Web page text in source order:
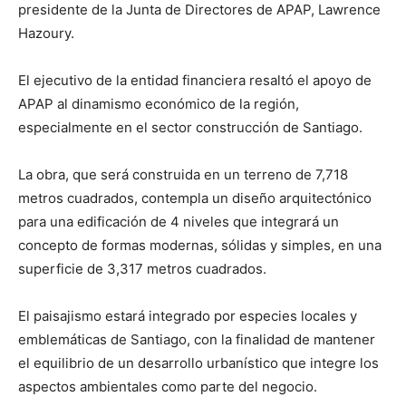
presidente de la Junta de Directores de APAP, Lawrence
Hazoury.
El ejecutivo de la entidad financiera resaltó el apoyo de
APAP al dinamismo económico de la región,
especialmente en el sector construcción de Santiago.
La obra, que será construida en un terreno de 7,718
metros cuadrados, contempla un diseño arquitectónico
para una edificación de 4 niveles que integrará un
concepto de formas modernas, sólidas y simples, en una
superficie de 3,317 metros cuadrados.
El paisajismo estará integrado por especies locales y
emblemáticas de Santiago, con la finalidad de mantener
el equilibrio de un desarrollo urbanístico que integre los
aspectos ambientales como parte del negocio.